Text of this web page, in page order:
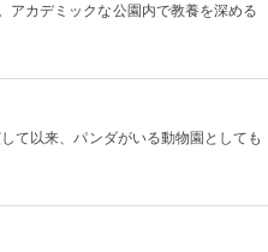
アカデミックな公園内で教養を深める
て以来、パンダがいる動物園としても